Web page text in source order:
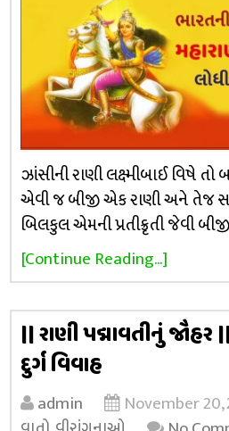
ઝાંસીની રાણી લક્ષ્મીબાઈ વિષે
એવી જ બીજી એક રાણી અને તેજ
બિલકુલ એમની પ્રતીક્રૃતી જેવી
[Continue Reading...]
|| રાણી પદ્માવતીનું જૌહર
દુર્ગ વિવાહ
admin November 20,